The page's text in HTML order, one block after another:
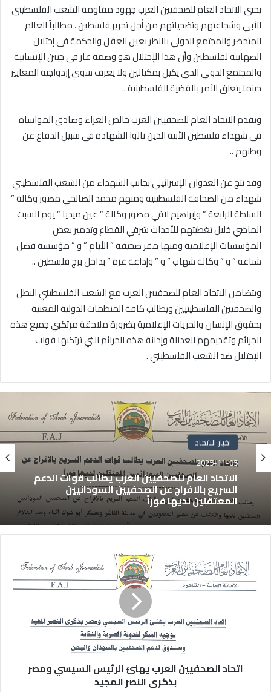
يحيي الاتحاد العام للصحفيين العرب جهود مقاومة الشعب الفلسطيني
الأبي وشجاعتهم وتضحياتهم من أجل تحرير فلسطين ، مطالباً العالم
المتحضر والمجتمع الدولي بالنظر بعين العقل والحكمة فى إحتلال
الصهاينة لفلسطين وأن هذا الإحتلال هو وصمة عار فى جبين الإنسانية
والمجتمع الدولي الذى يكيل بمكيالين ولا يعرف سوي إزدواجية المعايير
حينما يتعلق الأمر بالقضية الفلسطينية ..
ويقدم الاتحاد العام للصحفيين العرب خالص العزاء وصادق المواساة
فى شهداء فلسطين الأبية الذين نالوا الشهادة فى سبيل الدفاع عن
وطنهم ..
وقد نتج عن العدوان الإسرائيلي بجانب الشهداء من الشعب الفلسطيني
شهداء من الصحافة الفلسطينية ومنهم محمد الصالحي مصور وكالة ”
السلطة الرابعة ” وإبراهيم لافي مصور وكالة ” عين ميديا ” يوم السبت
الماضي خلال تغطيتهم للأحداث شرقي القطاع وتدمير بعض
المؤسسات الإعلامية ومنها مقر صحيفة ” الأيام ” و ” مؤسسة فضل
شناعة ” و ” وكالة شهاب ” و ” وإذاعة غزة ” بداخل برج فلسطين ..
ويتضامن الاتحاد العام للصحفيين العرب مع الشعب الفلسطيني البطل
والصحفيين الفلسطينيين ويطالب كافة المنظمات الدولية المعنية
بحقوق الإنسان والحريات الإعلامية بضرورة ملاحقة مرتكبي جميع هذه
الجرائم وتقديمهم للعدالة وإدانة هذه الجرائم التي ترتكبها قوات
الإحتلال ضد الشعب الفلسطيني .
اخبار الاتحاد
2025-11-05
الاتحاد العام للصحفيين العرب يطالب قوات الدعم
السريع بالافراج عن الصحفيين السودانيين
المعتقلين لديها فوراً
اتحاد الصحفيين العرب يهنئ الرئيس السيسي ومصر
بذكرى النصر المجيد